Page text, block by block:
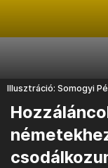
Illusztráció: Somogyi